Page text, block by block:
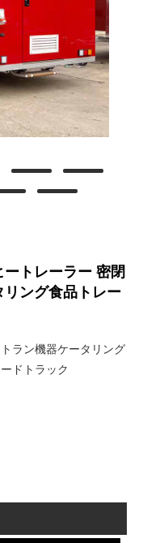
トレーラー 密閉
ング食品トレー
ラン機器ケータリング
ドトラック